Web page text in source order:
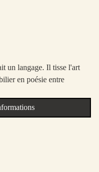
un langage. Il tisse l'art
en poésie entre
plus d’informations